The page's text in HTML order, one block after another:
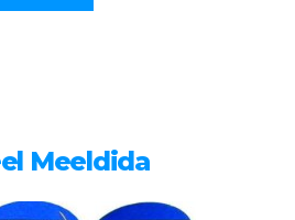
Meeldida